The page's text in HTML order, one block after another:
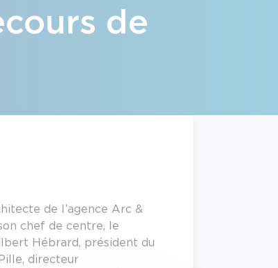
de
de l’agence Arc &
chef de centre, le
Hébrard, président du
directeur